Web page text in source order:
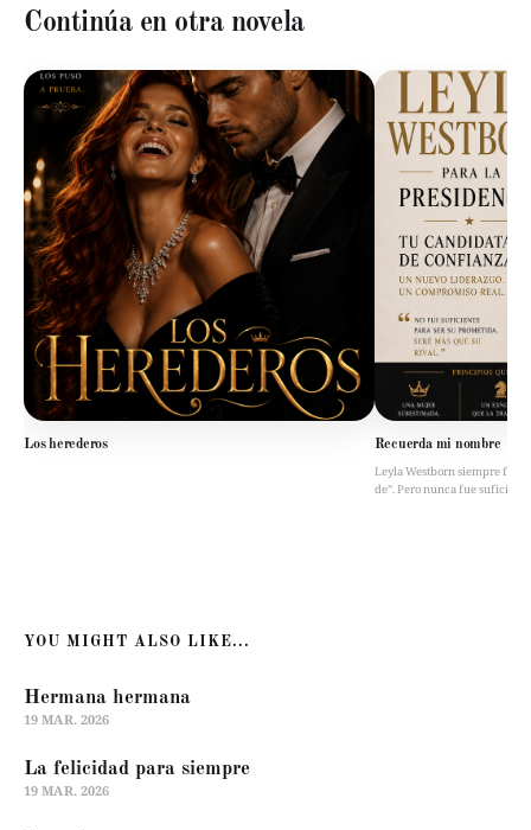
Continúa en otra novela
Los herederos Recuerda mi nombre
Leyla Westborn siempre fue
de”. Pero nunca fue
YOU MIGHT ALSO LIKE...
Hermana hermana
19 MAR. 2026
La felicidad para siempre
19 MAR. 2026